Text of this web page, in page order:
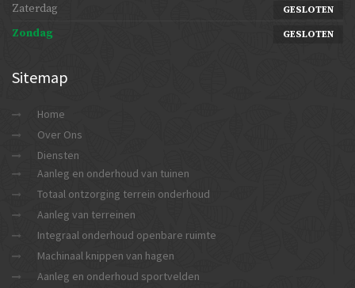
Zaterdag
GESLOTEN
Zondag GESLOTEN
Sitemap
Home
Over Ons
Diensten
Aanleg en onderhoud van tuinen
Totaal ontzorging terrein onderhoud
Aanleg van terreinen
Integraal onderhoud openbare ruimte
Machinaal knippen van hagen
Aanleg en onderhoud sportvelden